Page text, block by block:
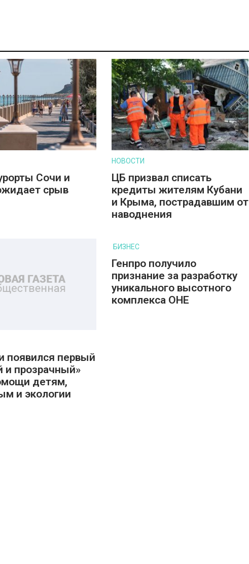
Сочи и
срыв
НОВОСТИ
ЦБ призвал списать
кредиты жителям Кубани
и Крыма, пострадавшим от
наводнения
появился первый
и прозрачный»
детям,
и экологии
БИЗНЕС
Генпро получило
признание за разработку
уникального высотного
комплекса ОНЕ